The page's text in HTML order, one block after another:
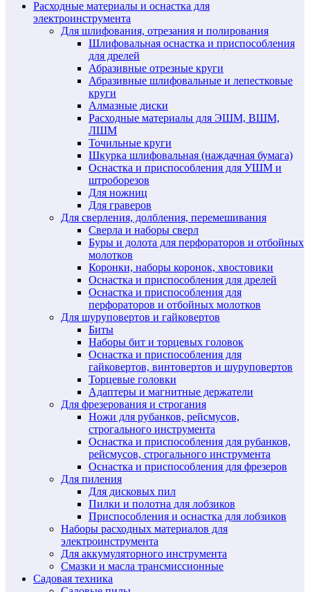
Расходные материалы и оснастка для
электроинструмента
Для шлифования, отрезания и полирования
Шлифовальная оснастка и приспособления
для дрелей
Абразивные отрезные круги
Абразивные шлифовальные и лепестковые
круги
Алмазные диски
Расходные материалы для ЭШМ, ВШМ,
ЛШМ
Точильные круги
Шкурка шлифовальная (наждачная бумага)
Оснастка и приспособления для УШМ и
штроборезов
Для ножниц
Для граверов
Для сверления, долбления, перемешивания
Сверла и наборы сверл
Буры и долота для перфораторов и отбойных
молотков
Коронки, наборы коронок, хвостовики
Оснастка и приспособления для дрелей
Оснастка и приспособления для
перфораторов и отбойных молотков
Для шуруповертов и гайковертов
Биты
Наборы бит и торцевых головок
Оснастка и приспособления для
гайковертов, винтовертов и шуруповертов
Торцевые головки
Адаптеры и магнитные держатели
Для фрезерования и строгания
Ножи для рубанков, рейсмусов,
строгального инструмента
Оснастка и приспособления для рубанков,
рейсмусов, строгального инструмента
Оснастка и приспособления для фрезеров
Для пиления
Для дисковых пил
Пилки и полотна для лобзиков
Приспособления и оснастка для лобзиков
Наборы расходных материалов для
электроинструмента
Для аккумуляторного инструмента
Смазки и масла трансмиссионные
Садовая техника